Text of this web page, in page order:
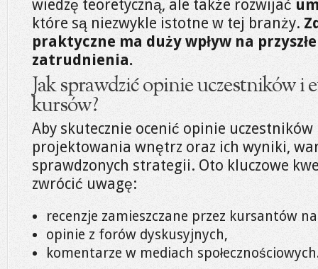
wiedzę teoretyczną, ale także rozwijać
które są niezwykle istotne w tej branży.
praktyczne ma duży wpływ na
zatrudnienia.
Jak sprawdzić opinie uczestników i
kursów?
Aby skutecznie ocenić opinie
projektowania wnętrz oraz ich wyniki,
sprawdzonych strategii. Oto kluczowe
zwrócić uwagę:
recenzje zamieszczane przez kursantów
opinie z forów dyskusyjnych,
komentarze w mediach